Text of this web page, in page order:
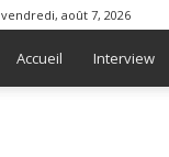
vendredi, août 7, 2026
Accueil Interview